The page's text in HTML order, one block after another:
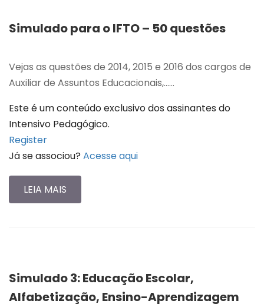
Simulado para o IFTO – 50 questões
Vejas as questões de 2014, 2015 e 2016 dos cargos de
Auxiliar de Assuntos Educacionais,…...
Este é um conteúdo exclusivo dos assinantes do
Intensivo Pedagógico.
Register
Já se associou? Acesse aqui
LEIA MAIS
Simulado 3: Educação Escolar,
Alfabetização, Ensino-Aprendizagem